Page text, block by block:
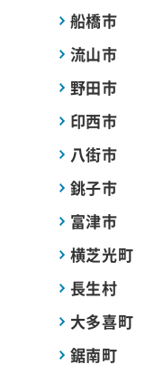
船橋市
流山市
野田市
印西市
八街市
銚子市
富津市
横芝光町
長生村
大多喜町
鋸南町